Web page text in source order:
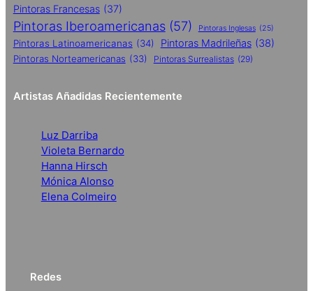
Pintoras Francesas (37)
Pintoras Iberoamericanas (57) Pintoras Inglesas (25)
Pintoras Latinoamericanas (34) Pintoras Madrileñas (38)
Pintoras Norteamericanas (33) Pintoras Surrealistas (29)
Artistas Añadidas Recientemente
Luz Darriba
Violeta Bernardo
Hanna Hirsch
Mónica Alonso
Elena Colmeiro
Redes